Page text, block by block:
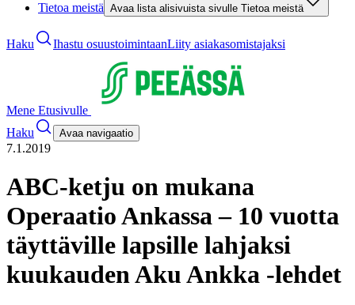
Tietoa meistä Avaa lista alisivuista sivulle Tietoa meistä
Haku Ihastu osuustoimintaanLiity asiakasomistajaksi
Mene Etusivulle
Haku
Avaa navigaatio
7.1.2019
ABC-ketju on mukana
Operaatio Ankassa – 10 vuotta
täyttäville lapsille lahjaksi
kuukauden Aku Ankka -lehdet